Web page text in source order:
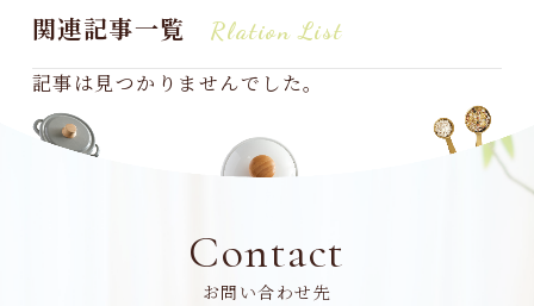
関連記事一覧 Rlation List
記事は見つかりませんでした。
Contact
お問い合わせ先